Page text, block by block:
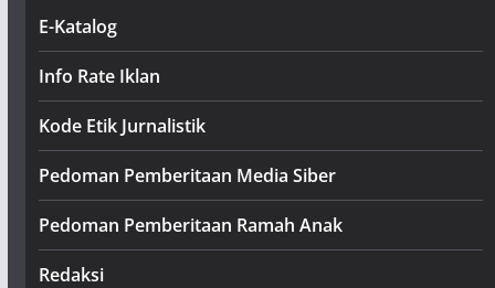
E-Katalog
Info Rate Iklan
Kode Etik Jurnalistik
Pedoman Pemberitaan Media Siber
Pedoman Pemberitaan Ramah Anak
Redaksi